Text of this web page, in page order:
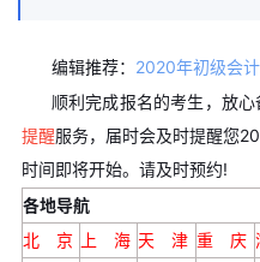
编辑推荐： 2020年初级会
顺利完成报名的考生，放
提醒服务，届时会及时提醒您
时间即将开始。请及时预约!
各地导航
北 京
上 海 天 津 重 庆